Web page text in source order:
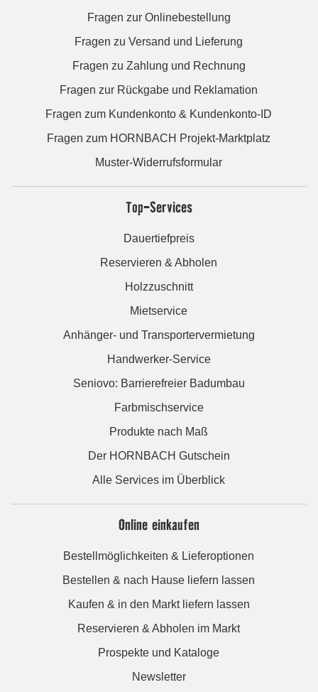
Fragen zur Onlinebestellung
Fragen zu Versand und Lieferung
Fragen zu Zahlung und Rechnung
Fragen zur Rückgabe und Reklamation
Fragen zum Kundenkonto & Kundenkonto-ID
Fragen zum HORNBACH Projekt-Marktplatz
Muster-Widerrufsformular
Top-Services
Dauertiefpreis
Reservieren & Abholen
Holzzuschnitt
Mietservice
Anhänger- und Transportervermietung
Handwerker-Service
Seniovo: Barrierefreier Badumbau
Farbmischservice
Produkte nach Maß
Der HORNBACH Gutschein
Alle Services im Überblick
Online einkaufen
Bestellmöglichkeiten & Lieferoptionen
Bestellen & nach Hause liefern lassen
Kaufen & in den Markt liefern lassen
Reservieren & Abholen im Markt
Prospekte und Kataloge
Newsletter